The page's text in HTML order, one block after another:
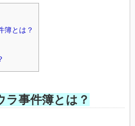
簿とは？
ラ事件簿とは？